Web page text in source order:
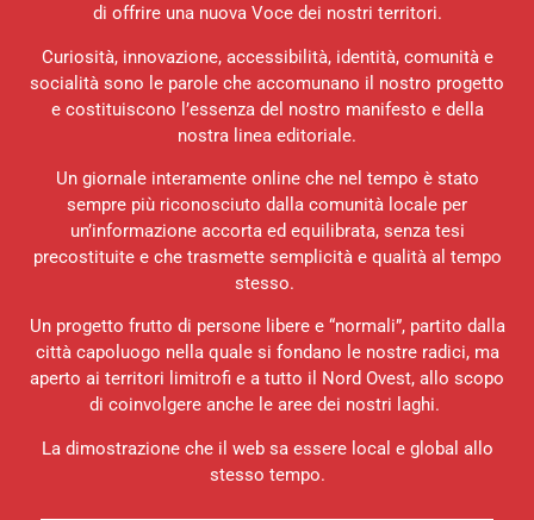
di offrire una nuova Voce dei nostri territori.
Curiosità, innovazione, accessibilità, identità, comunità e
socialità sono le parole che accomunano il nostro progetto
e costituiscono l’essenza del nostro manifesto e della
nostra linea editoriale.
Un giornale interamente online che nel tempo è stato
sempre più riconosciuto dalla comunità locale per
un’informazione accorta ed equilibrata, senza tesi
precostituite e che trasmette semplicità e qualità al tempo
stesso.
Un progetto frutto di persone libere e “normali”, partito dalla
città capoluogo nella quale si fondano le nostre radici, ma
aperto ai territori limitrofi e a tutto il Nord Ovest, allo scopo
di coinvolgere anche le aree dei nostri laghi.
La dimostrazione che il web sa essere local e global allo
stesso tempo.